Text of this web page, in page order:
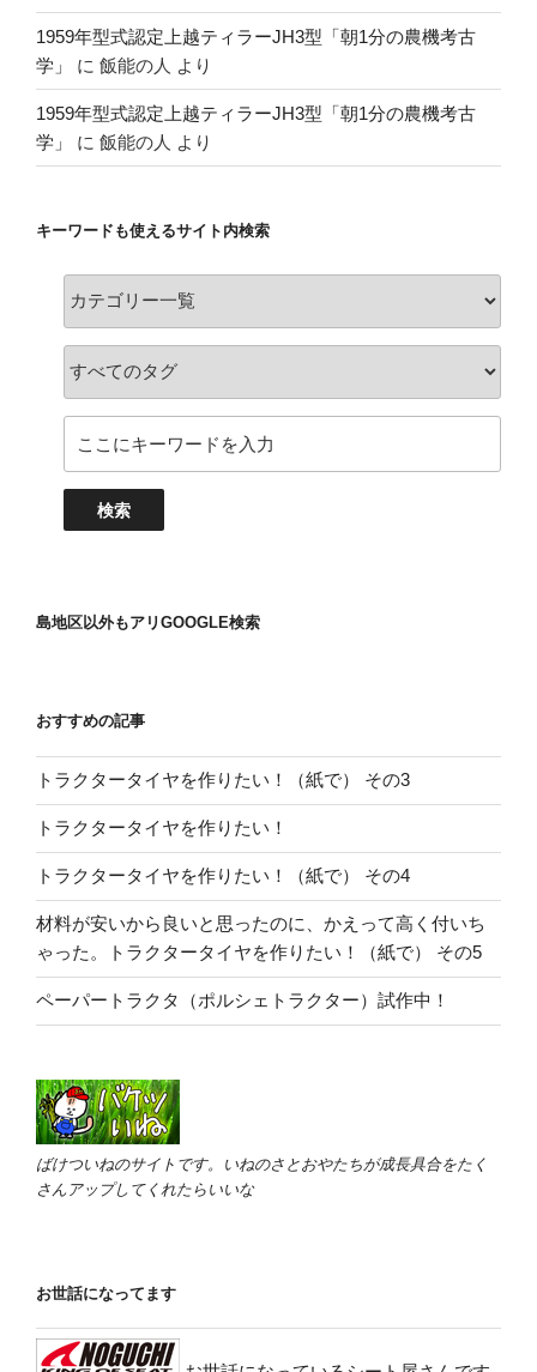
1959年型式認定上越ティラーJH3型「朝1分の農機考古
学」
に 飯能の人 より
1959年型式認定上越ティラーJH3型「朝1分の農機考古
学」
に 飯能の人 より
キーワードも使えるサイト内検索
島地区以外もアリGOOGLE検索
おすすめの記事
トラクタータイヤを作りたい！（紙で） その3
トラクタータイヤを作りたい！
トラクタータイヤを作りたい！（紙で） その4
材料が安いから良いと思ったのに、かえって高く付いち
ゃった。トラクタータイヤを作りたい！（紙で） その5
ペーパートラクタ（ポルシェトラクター）試作中！
ばけついねのサイトです。いねのさとおやたちが成長具合をたく
さんアップしてくれたらいいな
お世話になってます